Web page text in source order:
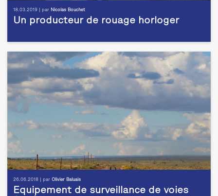
18.03.2019 | par Nicolas Bouchet
Un producteur de rouage horloger
26.06.2018 | par Olivier Baluais
Equipement de surveillance de voies